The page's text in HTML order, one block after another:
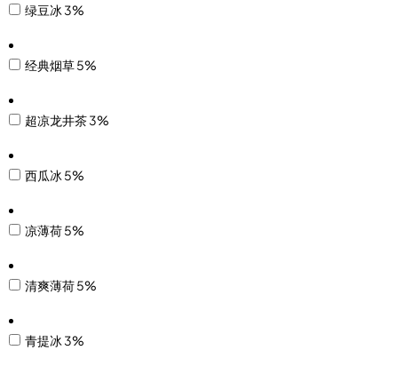
绿豆冰 3%
经典烟草 5%
超凉龙井茶 3%
西瓜冰 5%
凉薄荷 5%
清爽薄荷 5%
青提冰 3%